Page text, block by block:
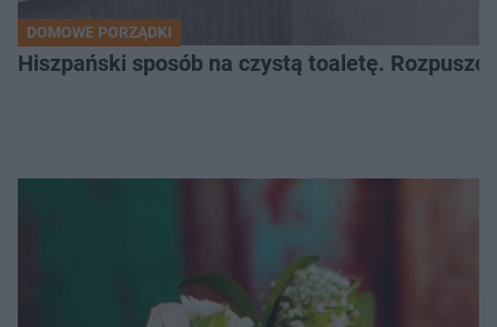
DOMOWE PORZĄDKI
Hiszpański sposób na czystą toaletę.